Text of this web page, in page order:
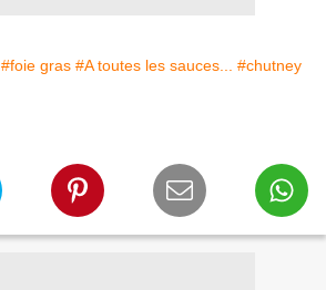
#foie gras #A toutes les sauces...
#chutney